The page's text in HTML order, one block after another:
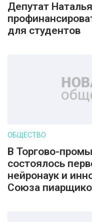
Депутат
для студентов
ОБЩЕСТВО
В Торгово-
состоялось
нейронаук и
Союза